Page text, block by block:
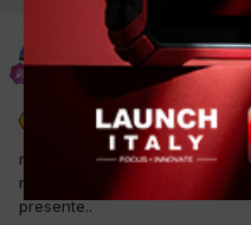
alfredo1981
Inviato 18 Ottobre 2017
non ho molta esperienza su
macchina non passa a metano
presente..